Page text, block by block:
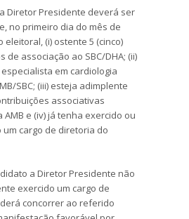
Diretor Presidente deverá ser
no primeiro dia do mês de
eleitoral, (i) ostente 5 (cinco)
de associação ao SBC/DHA; (ii)
em cardiologia
SBC; (iii) esteja adimplente
associativas
AMB e (iv) já tenha exercido ou
cargo de diretoria do
a Diretor Presidente não
exercido um cargo de
concorrer ao referido